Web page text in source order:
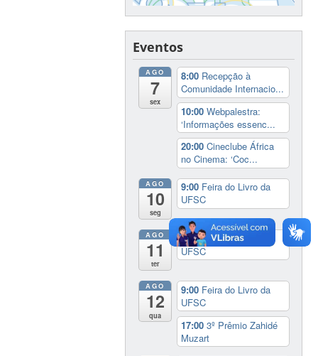
Eventos
AGO
7
sex
8:00 Recepção à
Comunidade Internacio...
10:00Webpalestra:
‘Informações essenc...
20:00Cineclube África
no Cinema: ‘Coc...
AGO
10
seg
9:00 Feira do Livro da
UFSC
AGO
11
ter
9:00Feira do Livro da
UFSC
AGO
12
qua
9:00 Feira do Livro da
UFSC
17:003º Prêmio Zahidé
Muzart